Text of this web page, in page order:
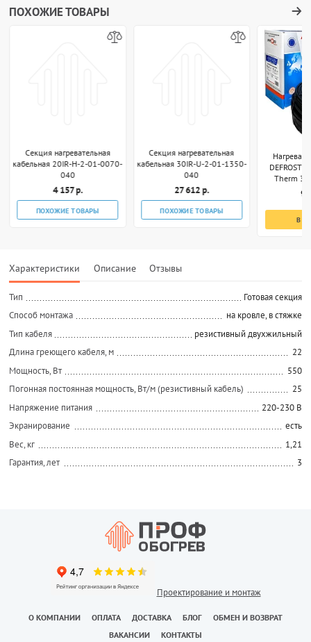
ПОХОЖИЕ ТОВАРЫ
Секция нагревательная
кабельная 20IR-H-2-01-0070-
040
4 157 р.
ПОХОЖИЕ ТОВАРЫ
Секция нагревательная
кабельная 30IR-U-2-01-1350-
040
27 612 р.
ПОХОЖИЕ ТОВАРЫ
DEFROST
Therm
9
В
Характеристики Описание Отзывы
Тип
Готовая секция
Способ монтажа
на кровле, в стяжке
Тип кабеля
резистивный двухжильный
Длина греющего кабеля, м
22
Мощность, Вт
550
Погонная постоянная мощность, Вт/м (резистивный кабель)
25
Напряжение питания
220-230 В
Экранирование
есть
Вес, кг
1,21
Гарантия, лет
3
Проектирование и монтаж
О КОМПАНИИ ОПЛАТА ДОСТАВКА БЛОГ
ОБМЕН И ВОЗВРАТ
ВАКАНСИИ
КОНТАКТЫ